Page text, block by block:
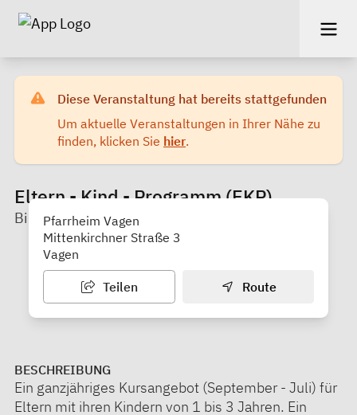
Diese Veranstaltung hat bereits stattgefunden
Um aktuelle Veranstaltungen in Ihrer Nähe zu
finden, klicken Sie hier.
Eltern - Kind - Programm (EKP)
Bildungswerk Rosenheim e.V.
Pfarrheim Vagen
Mittenkirchner Straße 3
Vagen
Teilen Route
BESCHREIBUNG
Ein ganzjähriges Kursangebot (September - Juli) für
Eltern mit ihren Kindern von 1 bis 3 Jahren. Ein